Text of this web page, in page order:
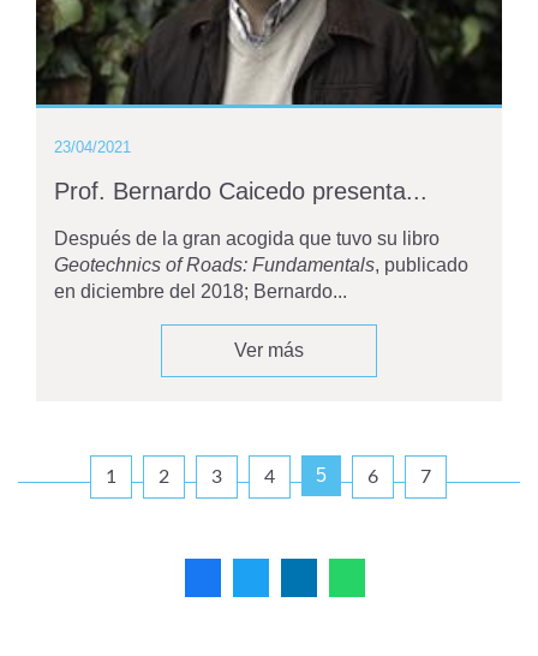
23/04/2021
Prof. Bernardo Caicedo presenta...
Después de la gran acogida que tuvo su libro
Geotechnics of Roads: Fundamentals, publicado
en diciembre del 2018; Bernardo...
Ver más
1 2 3 4 5 6 7